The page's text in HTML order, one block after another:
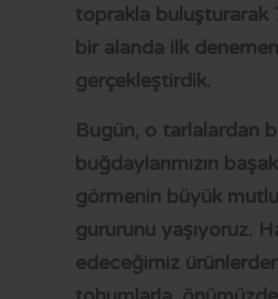
toprakla buluşturarak
bir alanda ilk
gerçekleştirdik.
Bugün, o tarlalardan
buğdaylarımızın
görmenin büyük
gururunu yaşıyoruz.
edeceğimiz ürünlerden